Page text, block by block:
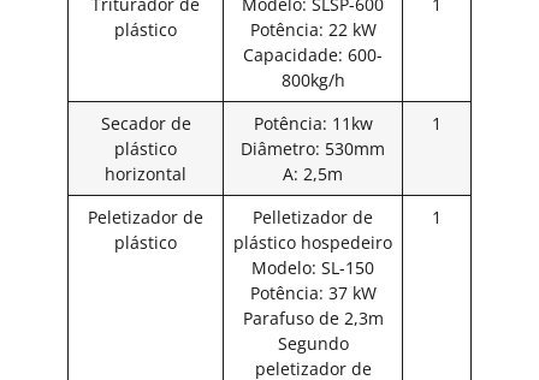
Triturador de
plástico
Modelo: SLSP-600
Potência: 22 kW
Capacidade: 600-
800kg/h
1
Secador de
plástico
horizontal
Potência: 11kw
Diâmetro: 530mm
A: 2,5m
1
Peletizador de
plástico
Pelletizador de
plástico hospedeiro
Modelo: SL-150
Potência: 37 kW
Parafuso de 2,3m
Segundo
peletizador de
1